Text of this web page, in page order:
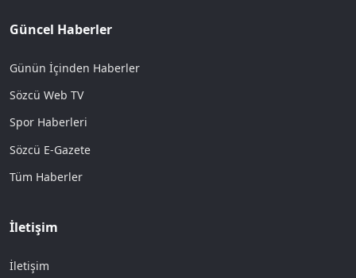
Güncel Haberler
Günün İçinden Haberler
Sözcü Web TV
Spor Haberleri
Sözcü E-Gazete
Tüm Haberler
İletişim
İletişim